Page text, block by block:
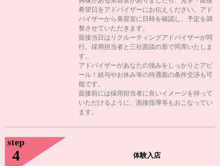
希望日をアドバイザーにお伝えください。アド
バイザーから美容室に日時を確認し、予定を調
整させていただきます。
面接当日はリクルーティングアドバイザーが同
行。採用担当者と三社面談の形で同席いたしま
す。
アドバイザーがあなたの強みをしっかりとアピ
ール！給与やお休み等の待遇面の条件交渉も可
能です。
面接前には採用担当者に良いイメージを持って
いただけるように、面接指導等もおこなってい
ます。
step
4 体験入店